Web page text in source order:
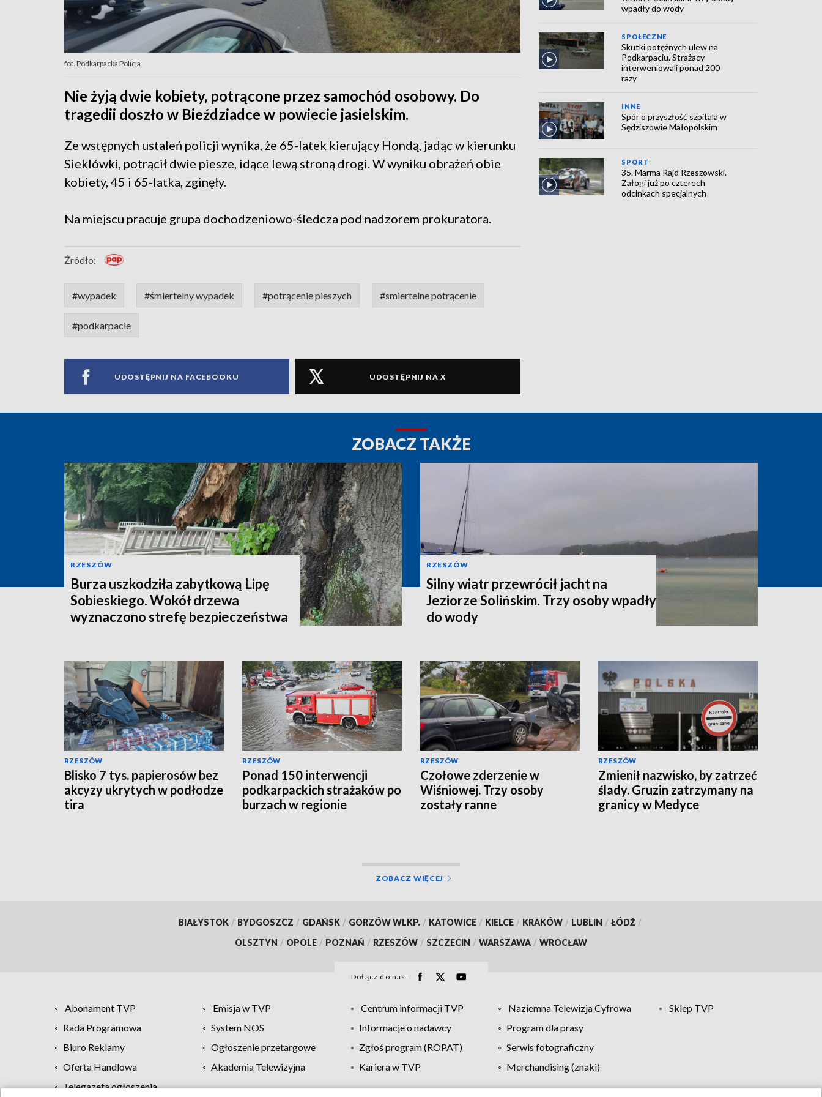
fot. Podkarpacka Policja
Nie żyją dwie kobiety, potrącone przez samochód osobowy. Do
tragedii doszło w Bieździadce w powiecie jasielskim.
Ze wstępnych ustaleń policji wynika, że 65-latek kierujący Hondą, jadąc w kierunku
Sieklówki, potrącił dwie piesze, idące lewą stroną drogi. W wyniku obrażeń obie
kobiety, 45 i 65-latka, zginęły.
Na miejscu pracuje grupa dochodzeniowo-śledcza pod nadzorem prokuratora.
Źródło:
#wypadek #śmiertelny wypadek #potrącenie pieszych #smiertelne potrącenie
#podkarpacie
UDOSTĘPNIJ NA FACEBOOKU UDOSTĘPNIJ NA X
wpadły do wody
SPOŁECZNE
Skutki potężnych ulew na
Podkarpaciu. Strażacy
interweniowali ponad 200
razy
INNE
Spór o przyszłość szpitala w
Sędziszowie Małopolskim
SPORT
35. Marma Rajd Rzeszowski.
Załogi już po czterech
odcinkach specjalnych
ZOBACZ TAKŻE
RZESZÓW
Burza uszkodziła zabytkową Lipę
Sobieskiego. Wokół drzewa
wyznaczono strefę bezpieczeństwa
RZESZÓW
Silny wiatr przewrócił jacht na
Jeziorze Solińskim. Trzy osoby wpadły
do wody
RZESZÓW
Blisko 7 tys. papierosów bez
akcyzy ukrytych w podłodze
tira
RZESZÓW
Ponad 150 interwencji
podkarpackich strażaków po
burzach w regionie
RZESZÓW
Czołowe zderzenie w
Wiśniowej. Trzy osoby
zostały ranne
RZESZÓW
Zmienił nazwisko, by zatrzeć
ślady. Gruzin zatrzymany na
granicy w Medyce
ZOBACZ WIĘCEJ
BIAŁYSTOK / BYDGOSZCZ / GDAŃSK / GORZÓW WLKP. / KATOWICE / KIELCE / KRAKÓW / LUBLIN / ŁÓDŹ /
OLSZTYN / OPOLE / POZNAŃ / RZESZÓW / SZCZECIN / WARSZAWA / WROCŁAW
Dołącz do nas:
Abonament TVP Emisja w TVP Centrum informacji TVP Naziemna Telewizja Cyfrowa
Sklep TVP
Rada Programowa
System NOS Informacje o nadawcy
Program dla prasy
Biuro Reklamy
Ogłoszenie przetargowe Zgłoś program (ROPAT)
Serwis fotograficzny
Oferta Handlowa
Akademia Telewizyjna Kariera w TVP
Merchandising (znaki)
Telegazeta ogłoszenia